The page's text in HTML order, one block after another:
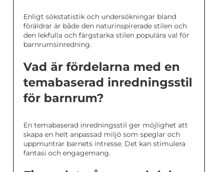
Enligt sökstatistik och undersökningar bland
föräldrar är både den naturinspirerade stilen och
den lekfulla och färgstarka stilen populära val för
barnrumsinredning.
Vad är fördelarna med en
temabaserad inredningsstil
för barnrum?
En temabaserad inredningsstil ger möjlighet att
skapa en helt anpassad miljö som speglar och
uppmuntrar barnets intresse. Det kan stimulera
fantasi och engagemang.